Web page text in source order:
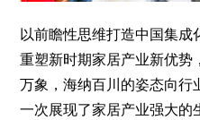
以前瞻性思维打造中国集成
重塑新时期家居产业新优势
万象，海纳百川的姿态向行
一次展现了家居产业强大的